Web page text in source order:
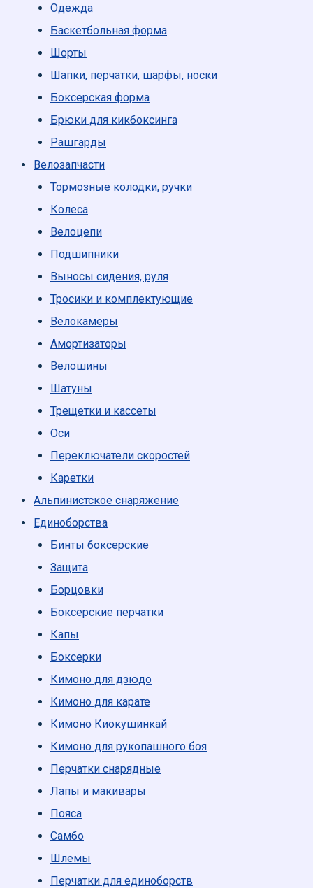
Одежда
Баскетбольная форма
Шорты
Шапки, перчатки, шарфы, носки
Боксерская форма
Брюки для кикбоксинга
Рашгарды
Велозапчасти
Тормозные колодки, ручки
Колеса
Велоцепи
Подшипники
Выносы сидения, руля
Тросики и комплектующие
Велокамеры
Амортизаторы
Велошины
Шатуны
Трещетки и кассеты
Оси
Переключатели скоростей
Каретки
Альпинистское снаряжение
Единоборcтва
Бинты боксерские
Защита
Борцовки
Боксерские перчатки
Капы
Боксерки
Кимоно для дзюдо
Кимоно для карате
Кимоно Киокушинкай
Кимоно для рукопашного боя
Перчатки снарядные
Лапы и макивары
Пояса
Самбо
Шлемы
Перчатки для единоборств